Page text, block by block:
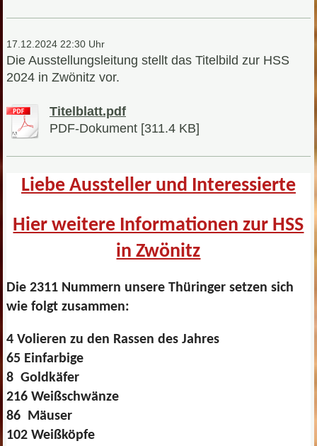
17.12.2024 22:30 Uhr
Die Ausstellungsleitung stellt das Titelbild zur HSS
2024 in Zwönitz vor.
Titelblatt.pdf
PDF-Dokument [311.4 KB]
Liebe Aussteller und Interessierte
Hier weitere Informationen zur HSS
in Zwönitz
Die 2311 Nummern unsere Thüringer setzen sich
wie folgt zusammen:
4 Volieren zu den Rassen des Jahres
65 Einfarbige
8 Goldkäfer
216 Weißschwänze
86 Mäuser
102 Weißköpfe